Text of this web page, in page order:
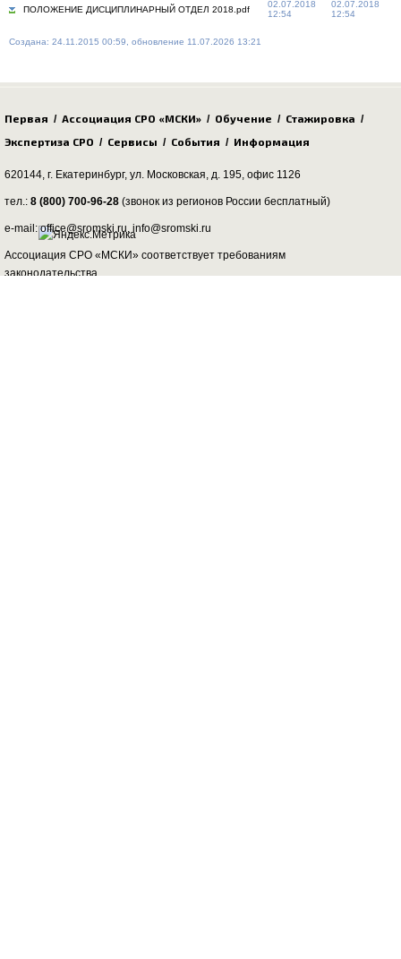
ПОЛОЖЕНИЕ ДИСЦИПЛИНАРНЫЙ ОТДЕЛ 2018.pdf
02.07.2018
12:54
02.07.2018
12:54
Создана: 24.11.2015 00:59, обновление 11.07.2026 13:21
Первая / Ассоциация СРО «МСКИ» / Обучение / Стажировка /
Экспертиза СРО / Сервисы / События / Информация
620144, г. Екатеринбург, ул. Московская, д. 195, офис 1126
тел.: 8 (800) 700-96-28 (звонок из регионов России бесплатный)
e-mail: office@sromski.ru, info@sromski.ru
Ассоциация СРО «МСКИ» соответствует требованиям
законодательства